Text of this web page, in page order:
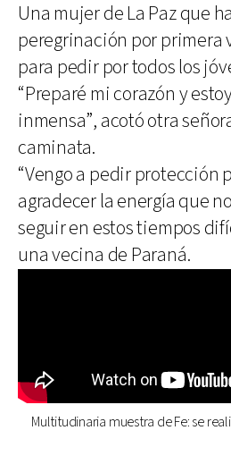
Una mujer de La Paz que
peregrinación por primera
para pedir por todos los
“Preparé mi corazón y
inmensa”, acotó otra
caminata.
“Vengo a pedir protección
agradecer la energía que
seguir en estos tiempos
una vecina de Paraná.
Multitudinaria muestra de Fe: se